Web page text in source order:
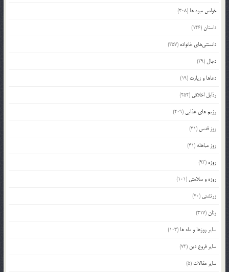
خواص میوه ها (308)
داستان(146)
دانستنی‌های خانواده (357)
دجال (29)
دعاها و زیارت (19)
رذایل اخلاقی (252)
رژیم های غذایی (209)
روز قدس (31)
روز مباهله (41)
روزه (93)
روزه و سلامتی (101)
زرتشتی (40)
زنان(317)
سایر روزها و ماه ها (103)
سایر فروع دین (72)
سایر مقالات (5)